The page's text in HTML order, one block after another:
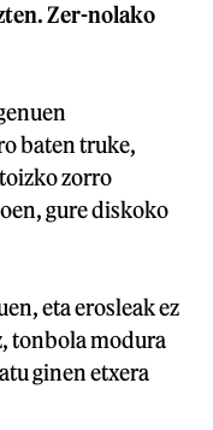
Zer-nolako
baten truke,
zorro
gure diskoko
eta erosleak ez
tonbola modura
ginen etxera